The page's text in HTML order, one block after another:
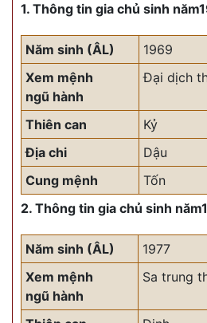
1. Thông tin gia chủ sinh
Năm sinh (ÂL)
1969
Xem mệnh
ngũ hành
Đại dịch
Thiên can
Kỷ
Địa chi
Dậu
Cung mệnh
Tốn
2. Thông tin gia chủ sinh
Năm sinh (ÂL)
1977
Xem mệnh
ngũ hành
Sa trung